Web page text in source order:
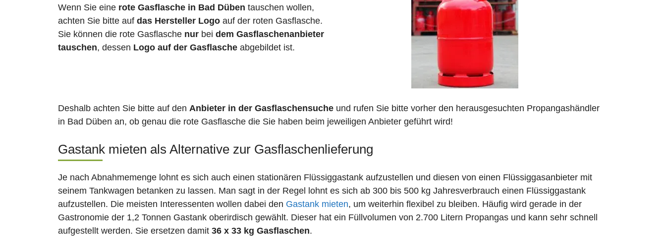
Wenn Sie eine rote Gasflasche in Bad Düben tauschen wollen,
achten Sie bitte auf das Hersteller Logo auf der roten Gasflasche.
Sie können die rote Gasflasche nur bei dem Gasflaschenanbieter
tauschen, dessen Logo auf der Gasflasche abgebildet ist.
Deshalb achten Sie bitte auf den Anbieter in der Gasflaschensuche und rufen Sie bitte vorher den herausgesuchten Propangashändler
in Bad Düben an, ob genau die rote Gasflasche die Sie haben beim jeweiligen Anbieter geführt wird!
Gastank mieten als Alternative zur Gasflaschenlieferung
Je nach Abnahmemenge lohnt es sich auch einen stationären Flüssiggastank aufzustellen und diesen von einen Flüssiggasanbieter mit
seinem Tankwagen betanken zu lassen. Man sagt in der Regel lohnt es sich ab 300 bis 500 kg Jahresverbrauch einen Flüssiggastank
aufzustellen. Die meisten Interessenten wollen dabei den Gastank mieten, um weiterhin flexibel zu bleiben. Häufig wird gerade in der
Gastronomie der 1,2 Tonnen Gastank oberirdisch gewählt. Dieser hat ein Füllvolumen von 2.700 Litern Propangas und kann sehr schnell
aufgestellt werden. Sie ersetzen damit 36 x 33 kg Gasflaschen.